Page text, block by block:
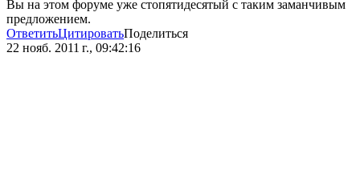
Вы на этом форуме уже стопятидесятый с таким заманчивым
предложением.
ОтветитьЦитироватьПоделиться
22 нояб. 2011 г., 09:42:16